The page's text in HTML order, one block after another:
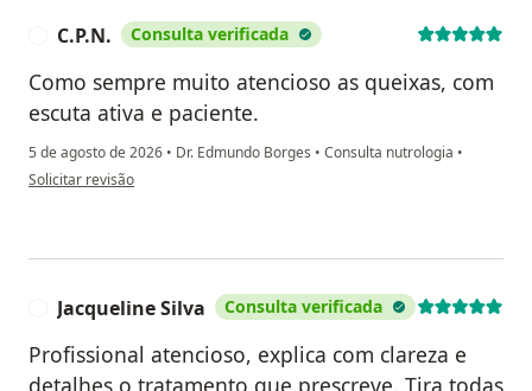
C.P.N. Consulta verificada
Como sempre muito atencioso as queixas, com
escuta ativa e paciente.
5 de agosto de 2026 • Dr. Edmundo Borges • Consulta nutrologia •
na opinião do utilizador C.P.N.
Solicitar revisão
Jacqueline Silva Consulta verificada
Profissional atencioso, explica com clareza e